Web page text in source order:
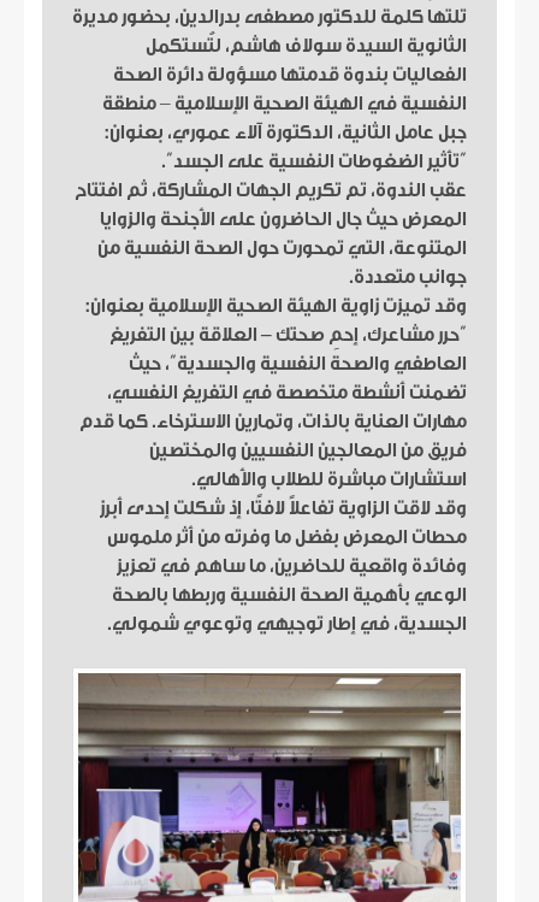
تلتها كلمة للدكتور مصطفى بدرالدين، بحضور مديرة
الثانوية السيدة سولاف هاشم، لتُستكمل
الفعاليات بندوة قدمتها مسؤولة دائرة الصحة
النفسية في الهيئة الصحية الإسلامية – منطقة
جبل عامل الثانية، الدكتورة آلاء عموري، بعنوان:
“تأثير الضغوطات النفسية على الجسد”.
عقب الندوة، تم تكريم الجهات المشاركة، ثم افتتاح
المعرض حيث جال الحاضرون على الأجنحة والزوايا
المتنوعة، التي تمحورت حول الصحة النفسية من
جوانب متعددة.
وقد تميزت زاوية الهيئة الصحية الإسلامية بعنوان:
“حرر مشاعرك، إحمِ صحتك – العلاقة بين التفريغ
العاطفي والصحة النفسية والجسدية”، حيث
تضمنت أنشطة متخصصة في التفريغ النفسي،
مهارات العناية بالذات، وتمارين الاسترخاء. كما قدم
فريق من المعالجين النفسيين والمختصين
استشارات مباشرة للطلاب والأهالي.
وقد لاقت الزاوية تفاعلاً لافتًا، إذ شكلت إحدى أبرز
محطات المعرض بفضل ما وفرته من أثر ملموس
وفائدة واقعية للحاضرين، ما ساهم في تعزيز
الوعي بأهمية الصحة النفسية وربطها بالصحة
الجسدية، في إطار توجيهي وتوعوي شمولي.